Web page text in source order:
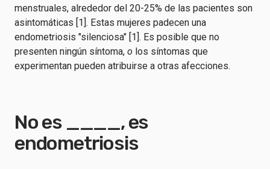
menstruales, alrededor del 20-25% de las pacientes son
asintomáticas [1]. Estas mujeres padecen una
endometriosis "silenciosa" [1]. Es posible que no
presenten ningún síntoma, o los síntomas que
experimentan pueden atribuirse a otras afecciones.
No es ____, es
endometriosis